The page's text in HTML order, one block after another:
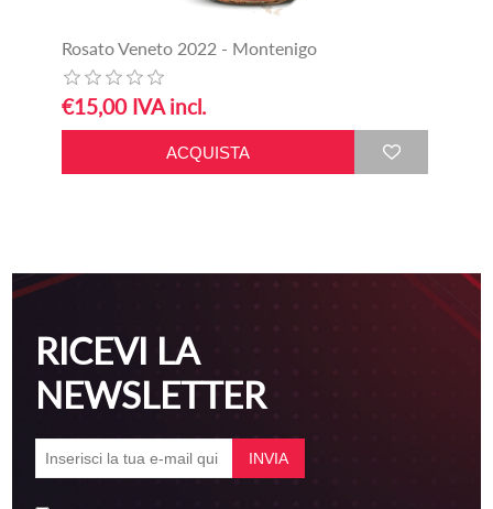
Rosato Veneto 2022 - Montenigo
€15,00 IVA incl.
RICEVI LA
NEWSLETTER